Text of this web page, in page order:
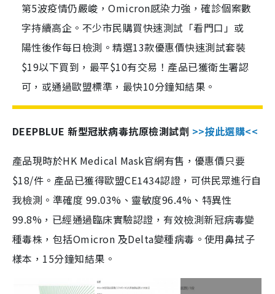
第5波疫情仍嚴峻，Omicron感染力強，確診個案數
字持續高企。不少市民購買快速測試「看門口」或
陽性後作每日檢測。精選13款優惠價快速測試套裝
$19以下買到，最平$10有交易！產品已獲衛生署認
可，或通過歐盟標準，最快10分鐘知結果。
DEEPBLUE 新型冠狀病毒抗原檢測試劑 >>按此選購<<
產品現時於HK Medical Mask官網有售，優惠價只要
$18/件。產品已獲得歐盟CE1434認證，可供民眾進行自
我檢測。準確度 99.03%、靈敏度96.4%、特異性
99.8%，已經通過臨床實驗認證，有效檢測新冠病毒變
種毒株，包括Omicron 及Delta變種病毒。使用鼻拭子
樣本，15分鐘知結果。